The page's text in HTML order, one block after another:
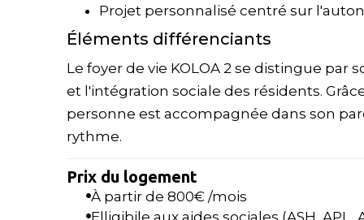
Projet personnalisé centré sur
Éléments différenciants
Le foyer de vie KOLOA 2 se distingue
et l'intégration sociale des résidents.
personne est accompagnée dans son
rythme.
Prix du logement
À partir de 800€ /mois
Elligibile aux aides sociales (ASH, APL,